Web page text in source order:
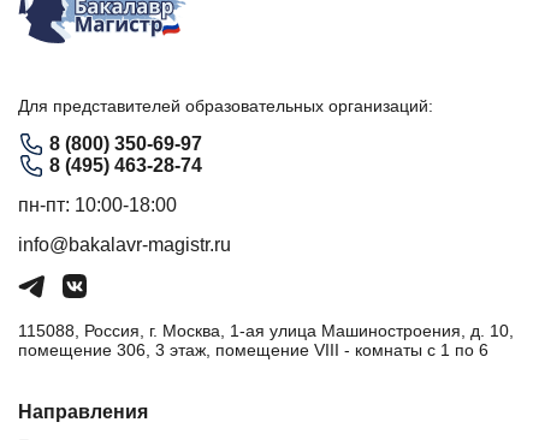
Для представителей образовательных организаций:
8 (800) 350-69-97
8 (495) 463-28-74
пн-пт: 10:00-18:00
info@bakalavr-magistr.ru
115088, Россия, г. Москва, 1-ая улица Машиностроения, д. 10,
помещение 306, 3 этаж, помещение VIII - комнаты с 1 по 6
Направления